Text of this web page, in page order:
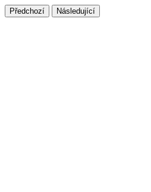
Předchozí Následující